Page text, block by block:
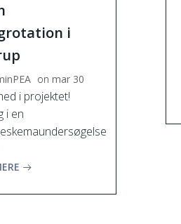
i
on mar 30
i projektet!
i en